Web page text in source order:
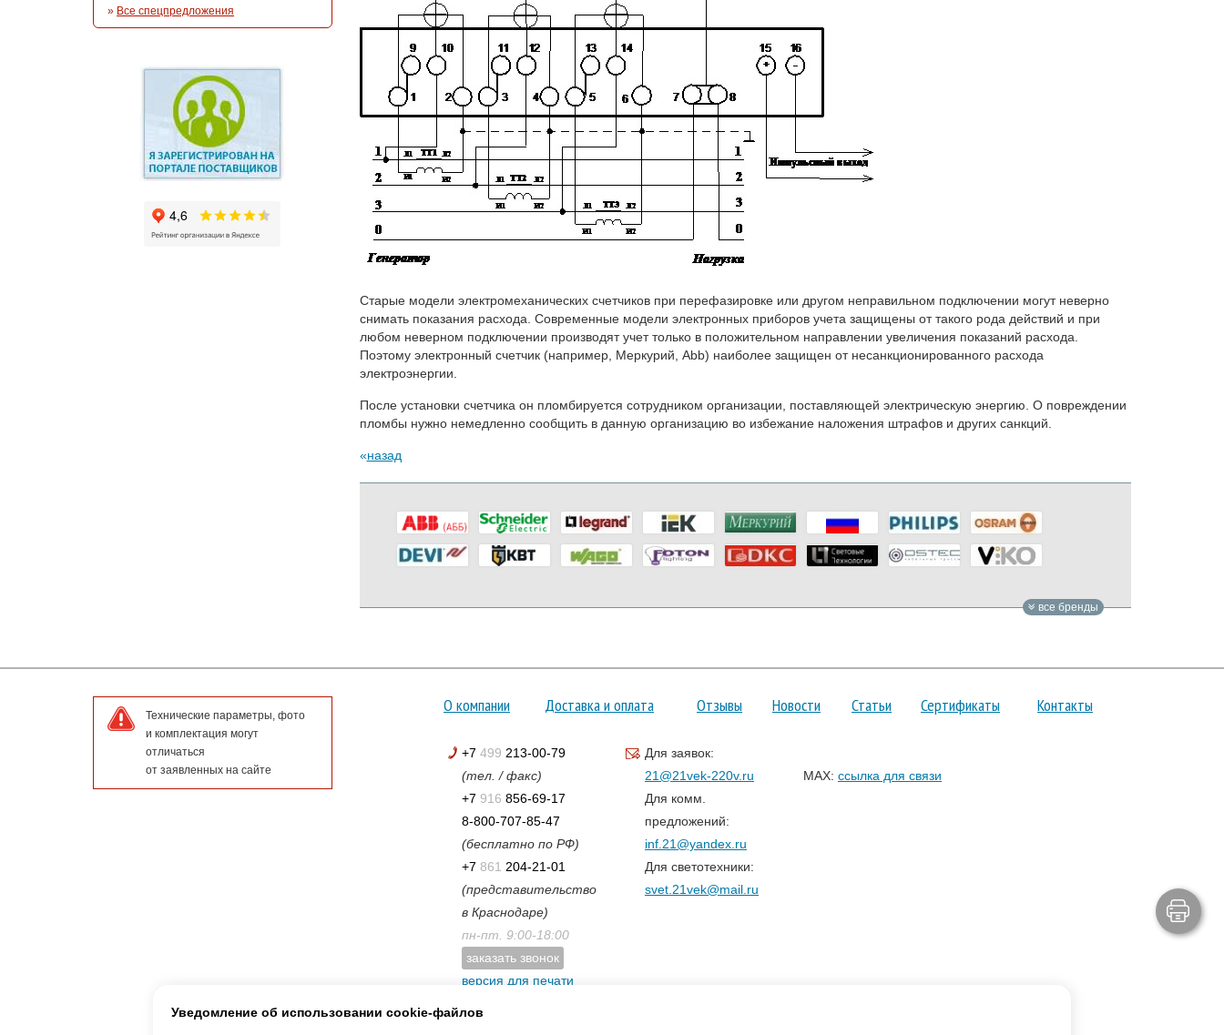
» Все спецпредложения
Старые модели электромеханических счетчиков при перефазировке или другом неправильном подключении могут неверно
снимать показания расхода. Современные модели электронных приборов учета защищены от такого рода действий и при
любом неверном подключении производят учет только в положительном направлении увеличения показаний расхода.
Поэтому электронный счетчик (например, Меркурий, Abb) наиболее защищен от несанкционированного расхода
электроэнергии.
После установки счетчика он пломбируется сотрудником организации, поставляющей электрическую энергию. О повреждении
пломбы нужно немедленно сообщить в данную организацию во избежание наложения штрафов и других санкций.
назад
все бренды
Технические параметры, фото
и комплектация могут
отличаться
от заявленных на сайте
О компании Доставка и оплата Отзывы Новости Статьи Сертификаты Контакты
+7 499 213-00-79
(тел. / факс)
+7 916 856-69-17
8-800-707-85-47
(бесплатно по РФ)
+7 861 204-21-01
(представительство
в Краснодаре)
пн-пт. 9:00-18:00
заказать звонок
версия для печати
Для заявок:
21@21vek-220v.ru
Для комм.
предложений:
inf.21@yandex.ru
Для светотехники:
svet.21vek@mail.ru
MAX: ссылка для связи
Уведомление об использовании cookie-файлов